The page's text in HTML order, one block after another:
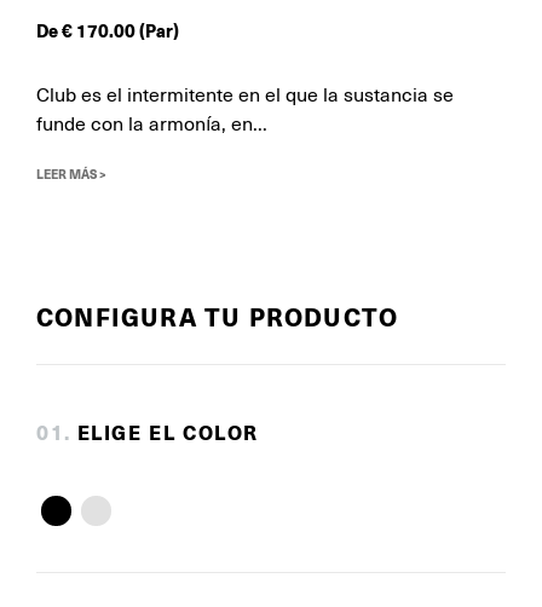
De€ 170.00(Par)
Club es el intermitente en el que la sustancia se
funde con la armonía, en...
LEER MÁS >
CONFIGURA TU PRODUCTO
01 . ELIGE EL COLOR